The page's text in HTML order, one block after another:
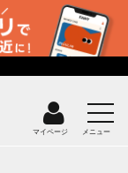
マイページ メニュー